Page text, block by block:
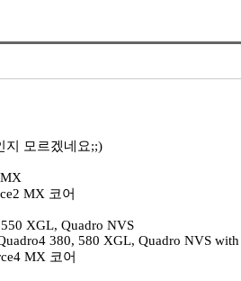
지 모르겠네요;;)
MX 코어
XGL, Quadro NVS
380, 580 XGL, Quadro NVS
MX 코어